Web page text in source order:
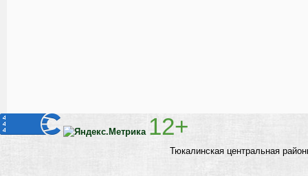
12+
Тюкалинская центральная